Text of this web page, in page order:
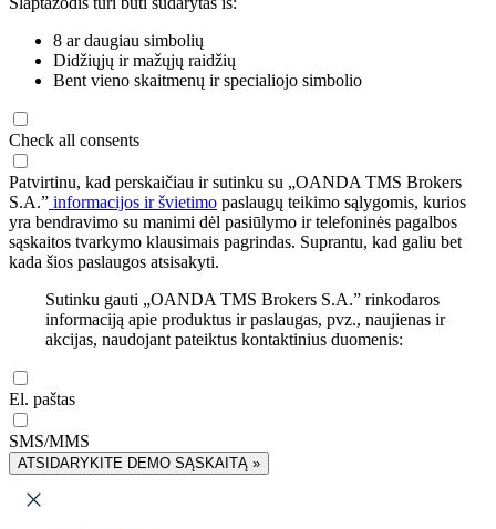
8 ar daugiau simbolių
Didžiųjų ir mažųjų raidžių
Bent vieno skaitmenų ir specialiojo simbolio
Check all consents
Patvirtinu, kad perskaičiau ir sutinku su „OANDA TMS Brokers
S.A.” informacijos ir švietimo paslaugų teikimo sąlygomis, kurios
yra bendravimo su manimi dėl pasiūlymo ir telefoninės pagalbos
sąskaitos tvarkymo klausimais pagrindas. Suprantu, kad galiu bet
kada šios paslaugos atsisakyti.
Sutinku gauti „OANDA TMS Brokers S.A.” rinkodaros
informaciją apie produktus ir paslaugas, pvz., naujienas ir
akcijas, naudojant pateiktus kontaktinius duomenis:
El. paštas
SMS/MMS
ATSIDARYKITE DEMO SĄSKAITĄ »